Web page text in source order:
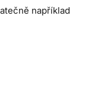
například